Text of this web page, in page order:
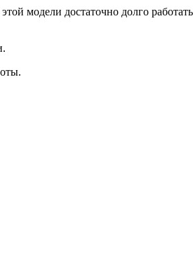
модели достаточно долго